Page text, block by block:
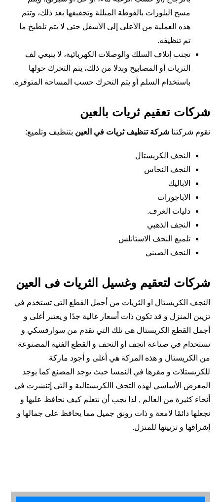
مسح البلورات بالفوطة المبللة وتجفيفها بعد ذلك، وتتم
هذه العملية من الأعلى إلى الأسفل حتى لا يتم تلطيخ ما
تم تنظيفه.
تجنب إتلاف السلك والوصلات الكهربائية، لا ينبغي لف
الثريات أو المصابيح وبدلا من ذلك، يتم التحرك حولها
باستخدام السلم أو يتم التحرك حسب المساحة المتوفرة.
شركات تعقيم ثريات بالعين
نقوم شركتناشركة تنظيف ثريات في العين بتنظيف وتلميع:
النجف الكريستال
النجف النحاس
الاباليك
الاباجورات
دليات الغرف.
النجف الذهبي
تلميع النجف الاستانلس
النجف الصيني
شركات لتعقيم وغسيل الثريات فى العين
النجف الكريستال او الثريات من أجمل القطع التي تستخدم في
تزيين المنزل و قد تكون ذات أسعار غالية جدًا و يعتبر أغلى و
أجمل القطع الكريستال هى تلك التي تقدم من سوارفسكي و
تستخدام في صناعة انجف او التحف و القطع الفنية المصنوعة
من الكريستال و هذه المركة هي أغلى و أجود ماركة
للكريستلات و مقرها في النمسا حيث يوجد المصنع كما يوجد
المعرض الأساسي لهذه التحف االكريستالية و التي إتنشرت في
أنحاء كثيرة من العالم , لذا يجب أن نتعلم كيف نحافظ عليها و
نجعلها دائمًا لامعة و ذات رونق جميل مما يحافظ على جمالها و
إشراقها و تزيينها للمنزل.